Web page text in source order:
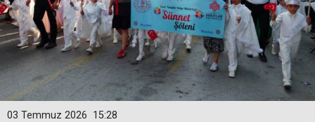
15:28
03 Temmuz 2026